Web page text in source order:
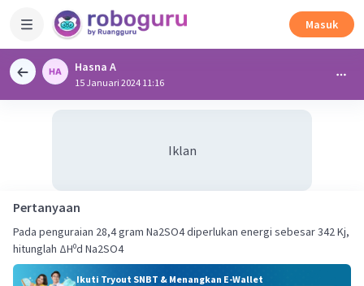
Masuk
Hasna A
15 Januari 2024 11:16
Iklan
Pertanyaan
Pada penguraian 28,4 gram Na2SO4 diperlukan energi sebesar 342 Kj,
hitunglah ∆H⁰d Na2SO4
Ikuti Tryout SNBT & Menangkan E-Wallet